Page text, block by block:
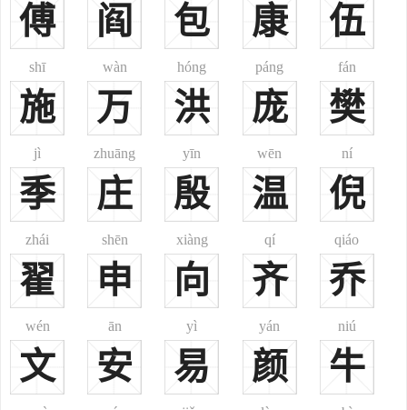
11、清广西南宁府土司赵姓始于明朝。
12、瑶族姓。又云南金平瑶族勒鸣氏，汉姓为赵。
13、德昂族居荣聂拉氏，汉姓为赵。
14、佤族姓。又云南沦源佤族赛叟氏，汉姓为赵。
15、景颇族梅准瓦氏，汉姓为赵。
16、鄂伦春族帽活依尔氏，汉姓为赵。
17、锡伯族觉罗
赵姓名人：
赵夙，晋大夫。赵匡胤，宋朝开国之帝，涿郡人，仕周为殿前都
点检，归德节度使，将军拒契丹，至陈桥驿，将士大噪，拥之南还，
受周禅，即帝位，国号宋。
郡望：南阳、金城、下邳、颍川、天水。
历史名人
赵姓古代名人
傅 阎 包 康 伍
shī
施
wàn
万
hóng
洪
páng
庞
fán
樊
jì
季
zhuāng
庄
yīn
殷
wēn
温
ní
倪
zhái
翟
shēn
申
xiàng
向
qí
齐
qiáo
乔
wén
文
ān
安
yì
易
yán
颜
niú
牛